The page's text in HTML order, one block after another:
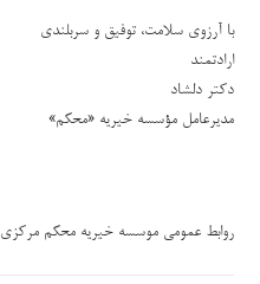
با آرزوی سلامت، توفیق و سربلندی
ارادتمند
دکتر دلشاد
مدیرعامل مؤسسه خیریه «محکم»
روابط عمومی موسسه خیریه محکم مرکزی